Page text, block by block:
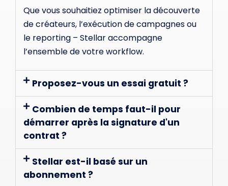
Que vous souhaitiez optimiser la découverte
de créateurs, l’exécution de campagnes ou
le reporting – Stellar accompagne
l’ensemble de votre workflow.
Proposez-vous un essai gratuit ?
Combien de temps faut-il pour
démarrer après la signature d'un
contrat ?
Stellar est-il basé sur un
abonnement ?